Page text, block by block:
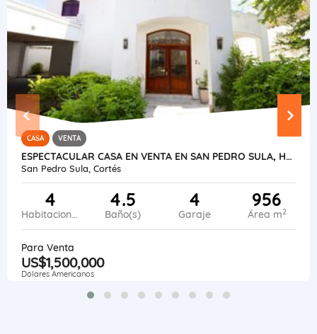
CASA VENTA
ESPECTACULAR CASA EN VENTA EN SAN PEDRO SULA, HONDURAS
San Pedro Sula, Cortés
4
Habitaciones
4.5
Baño(s)
4
Garaje
956
Área m2
Para Venta
US$1,500,000
Dólares Americanos